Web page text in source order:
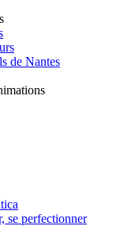
de Nantes
se perfectionner